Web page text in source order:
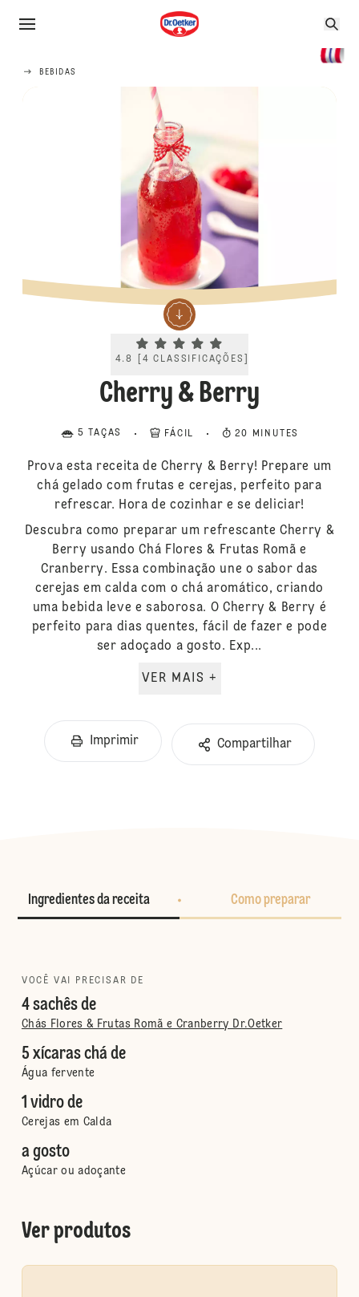
BEBIDAS
Current rating 4.8. Click to rate.
4.8 4 CLASSIFICAÇÕES
Cherry & Berry
5 TAÇAS FÁCIL 20 MINUTES
Prova esta receita de Cherry & Berry! Prepare um
chá gelado com frutas e cerejas, perfeito para
refrescar. Hora de cozinhar e se deliciar!
Descubra como preparar um refrescante Cherry &
Berry usando Chá Flores & Frutas Romã e
Cranberry. Essa combinação une o sabor das
cerejas em calda com o chá aromático, criando
uma bebida leve e saborosa. O Cherry & Berry é
perfeito para dias quentes, fácil de fazer e pode
ser adoçado a gosto. Exp...
VER MAIS +
Imprimir Compartilhar
Ingredientes da receita Como preparar
VOCÊ VAI PRECISAR DE
4 sachês de
Chás Flores & Frutas Romã e Cranberry Dr.Oetker
5 xícaras chá de
Água fervente
1 vidro de
Cerejas em Calda
a gosto
Açúcar ou adoçante
Ver produtos